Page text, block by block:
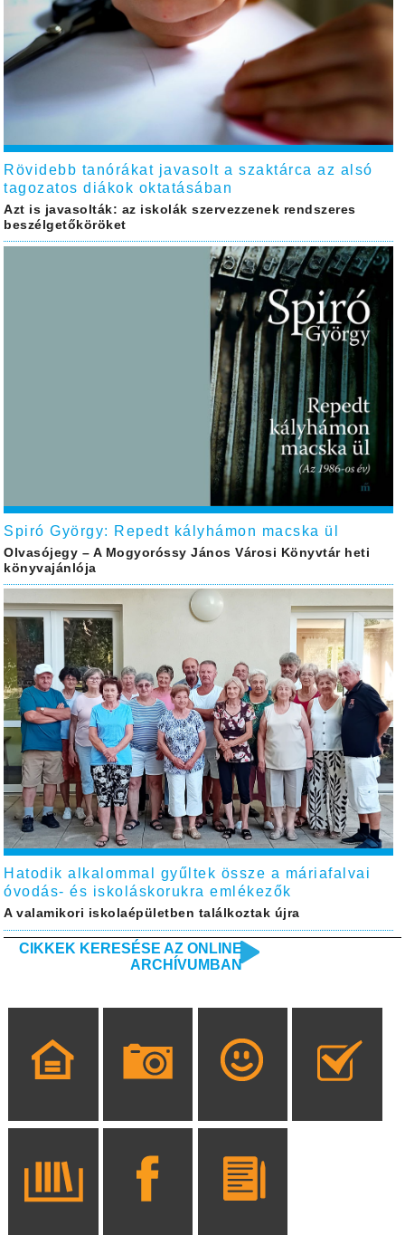
Rövidebb tanórákat javasolt a szaktárca az alsó
tagozatos diákok oktatásában
Azt is javasolták: az iskolák szervezzenek rendszeres
beszélgetőköröket
Spiró György: Repedt kályhámon macska ül
Olvasójegy – A Mogyoróssy János Városi Könyvtár heti
könyvajánlója
Hatodik alkalommal gyűltek össze a máriafalvai
óvodás- és iskoláskorukra emlékezők
A valamikori iskolaépületben találkoztak újra
CIKKEK KERESÉSE AZ ONLINE
ARCHÍVUMBAN